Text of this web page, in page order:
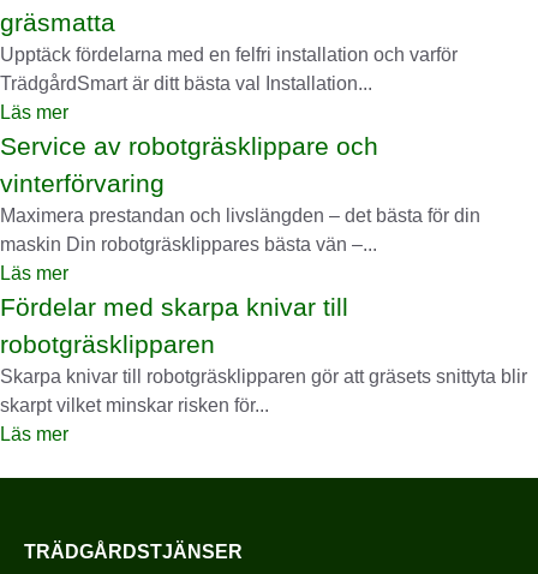
gräsmatta
Upptäck fördelarna med en felfri installation och varför
TrädgårdSmart är ditt bästa val Installation...
Läs mer
Service av robotgräsklippare och
vinterförvaring
Maximera prestandan och livslängden – det bästa för din
maskin Din robotgräsklippares bästa vän –...
Läs mer
Fördelar med skarpa knivar till
robotgräsklipparen
Skarpa knivar till robotgräsklipparen gör att gräsets snittyta blir
skarpt vilket minskar risken för...
Läs mer
TRÄDGÅRDSTJÄNSER